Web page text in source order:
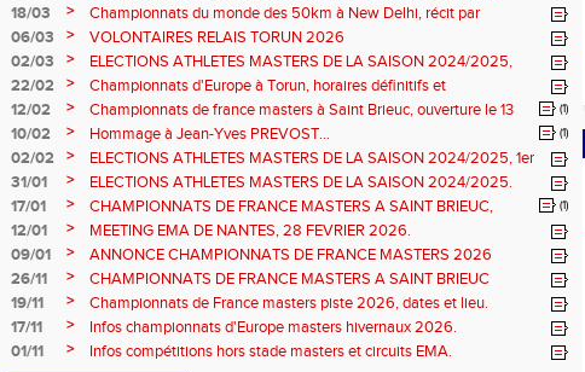
18/03
>
Championnats du monde des 50km à New Delhi, récit par
Sébastien DOUMENC.
06/03 >
VOLONTAIRES RELAIS TORUN 2026
02/03
>
ELECTIONS ATHLETES MASTERS DE LA SAISON 2024/2025,
2ème vote : athlètes hommes.
22/02 >
Championnats d'Europe à Torun, horaires définitifs et
informations...
12/02 >
Championnats de france masters à Saint Brieuc, ouverture le 13
février 2026.
(1)
10/02 > Hommage à Jean-Yves PREVOST... (1)
02/02 >
ELECTIONS ATHLETES MASTERS DE LA SAISON 2024/2025, 1er
vote : athlètes femmes.
31/01 >
ELECTIONS ATHLETES MASTERS DE LA SAISON 2024/2025.
17/01
>
CHAMPIONNATS DE FRANCE MASTERS A SAINT BRIEUC,
informations sur les inscriptions et report de la date limite.
(1)
12/01 >
MEETING EMA DE NANTES, 28 FEVRIER 2026.
09/01
>
ANNONCE CHAMPIONNATS DE FRANCE MASTERS 2026
ÉPREUVES COMBINÉES ET ÉPREUVES DE DEMI FOND LONG.
26/11 >
CHAMPIONNATS DE FRANCE MASTERS A SAINT BRIEUC
2026, site de l'organisation.
19/11 >
Championnats de France masters piste 2026, dates et lieu.
17/11
>
Infos championnats d'Europe masters hivernaux 2026.
01/11
> Infos compétitions hors stade masters et circuits EMA.